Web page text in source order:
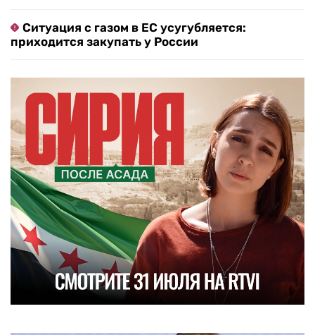
Ситуация с газом в ЕС усугубляется:
приходится закупать у России